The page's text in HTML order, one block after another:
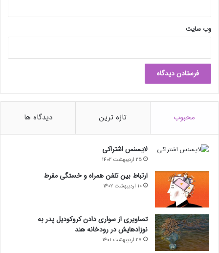
وب‌ سایت
محبوب تازه ترین دیدگاه ها
لایسنس اشتراکی
25 اردیبهشت 1402
ارتباط بین تلفن همراه و خستگی مفرط
10 اردیبهشت 1402
تصاویری از سواری دادن کروکودیل پدر به
نوزادهایش در رودخانه هند
27 اردیبهشت 1401